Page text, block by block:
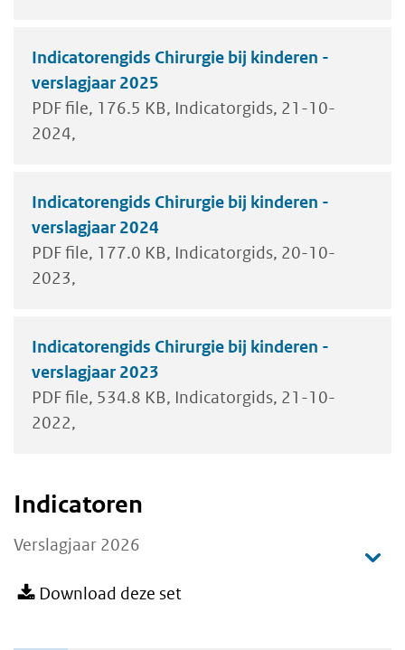
Indicatorengids Chirurgie bij kinderen -
verslagjaar 2025
PDF file 176.5 KB Indicatorgids 21-10-
2024
Indicatorengids Chirurgie bij kinderen -
verslagjaar 2024
PDF file 177.0 KB Indicatorgids 20-10-
2023
Indicatorengids Chirurgie bij kinderen -
verslagjaar 2023
PDF file 534.8 KB Indicatorgids 21-10-
2022
Indicatoren
Verslagjaar 2026
Download deze set